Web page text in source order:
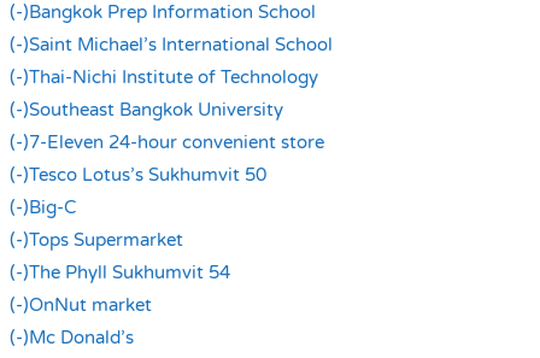
(-)Bangkok Prep Information School
(-)Saint Michael’s International School
(-)Thai-Nichi Institute of Technology
(-)Southeast Bangkok University
(-)7-Eleven 24-hour convenient store
(-)Tesco Lotus’s Sukhumvit 50
(-)Big-C
(-)Tops Supermarket
(-)The Phyll Sukhumvit 54
(-)OnNut market
(-)Mc Donald’s